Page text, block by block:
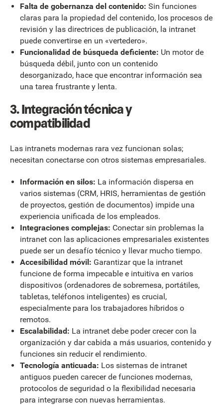
Falta de gobernanza del contenido: Sin funciones
claras para la propiedad del contenido, los procesos de
revisión y las directrices de publicación, la intranet
puede convertirse en un «vertedero».
Funcionalidad de búsqueda deficiente: Un motor de
búsqueda débil, junto con un contenido
desorganizado, hace que encontrar información sea
una tarea frustrante y lenta.
3. Integración técnica y
compatibilidad
Las intranets modernas rara vez funcionan solas;
necesitan conectarse con otros sistemas empresariales.
Información en silos: La información dispersa en
varios sistemas (CRM, HRIS, herramientas de gestión
de proyectos, gestión de documentos) impide una
experiencia unificada de los empleados.
Integraciones complejas: Conectar sin problemas la
intranet con las aplicaciones empresariales existentes
puede ser un desafío técnico y llevar mucho tiempo.
Accesibilidad móvil: Garantizar que la intranet
funcione de forma impecable e intuitiva en varios
dispositivos (ordenadores de sobremesa, portátiles,
tabletas, teléfonos inteligentes) es crucial,
especialmente para los trabajadores híbridos o
remotos.
Escalabilidad: La intranet debe poder crecer con la
organización y dar cabida a más usuarios, contenido y
funciones sin reducir el rendimiento.
Tecnología anticuada: Los sistemas de intranet
antiguos pueden carecer de funciones modernas,
protocolos de seguridad o la flexibilidad necesaria
para integrarse con nuevas herramientas.